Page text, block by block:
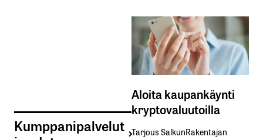
Kumppanipalvelut
Aloita kaupankäynti
kryptovaluutoilla
Tarjous SalkunRakentajan